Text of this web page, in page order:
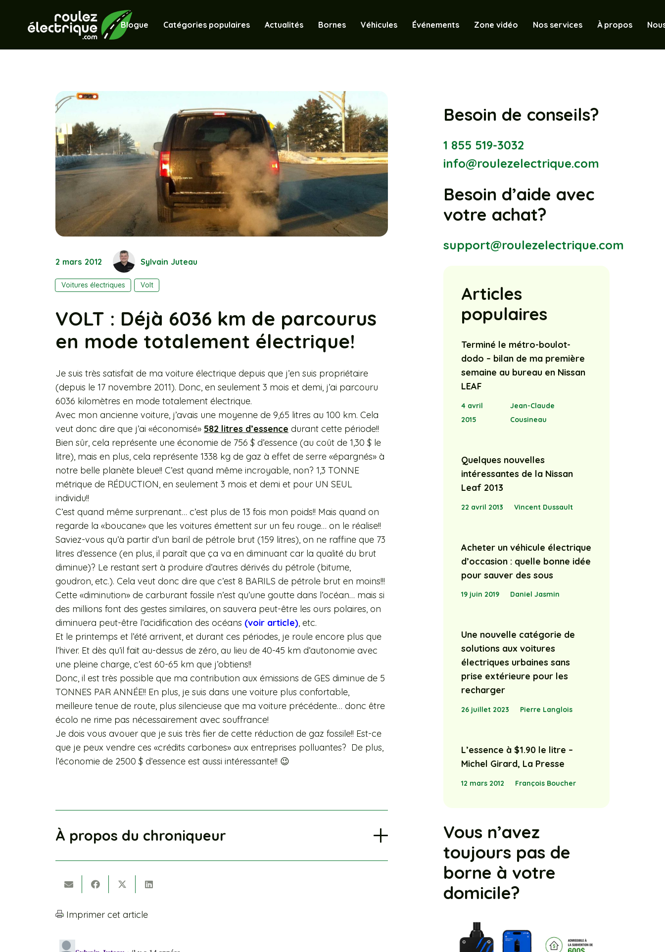
Blogue Catégories populaires Actualités Bornes Véhicules Événements Zone vidéo Nos services À propos
2 mars 2012 Sylvain Juteau
Voitures électriques Volt
VOLT : Déjà 6036 km de parcourus
en mode totalement électrique!
Je suis très satisfait de ma voiture électrique depuis que j’en suis propriétaire
(depuis le 17 novembre 2011). Donc, en seulement 3 mois et demi, j’ai parcouru
6036 kilomètres en mode totalement électrique.
Avec mon ancienne voiture, j’avais une moyenne de 9,65 litres au 100 km. Cela
veut donc dire que j’ai «économisé» 582 litres d’essence durant cette période!!
Bien sûr, cela représente une économie de 756 $ d’essence (au coût de 1,30 $ le
litre), mais en plus, cela représente 1338 kg de gaz à effet de serre «épargnés» à
notre belle planète bleue!! C’est quand même incroyable, non? 1,3 TONNE
métrique de RÉDUCTION, en seulement 3 mois et demi et pour UN SEUL
individu!!
C’est quand même surprenant… c’est plus de 13 fois mon poids!! Mais quand on
regarde la «boucane» que les voitures émettent sur un feu rouge… on le réalise!!
Saviez-vous qu’à partir d’un baril de pétrole brut (159 litres), on ne raffine que 73
litres d’essence (en plus, il paraît que ça va en diminuant car la qualité du brut
diminue)? Le restant sert à produire d’autres dérivés du pétrole (bitume,
goudron, etc.). Cela veut donc dire que c’est 8 BARILS de pétrole brut en moins!!!
Cette «diminution» de carburant fossile n’est qu’une goutte dans l’océan… mais si
des millions font des gestes similaires, on sauvera peut-être les ours polaires, on
diminuera peut-être l’acidification des océans (voir article), etc.
Et le printemps et l’été arrivent, et durant ces périodes, je roule encore plus que
l’hiver. Et dès qu’il fait au-dessus de zéro, au lieu de 40-45 km d’autonomie avec
une pleine charge, c’est 60-65 km que j’obtiens!!
Donc, il est très possible que ma contribution aux émissions de GES diminue de 5
TONNES PAR ANNÉE!! En plus, je suis dans une voiture plus confortable,
meilleure tenue de route, plus silencieuse que ma voiture précédente… donc être
écolo ne rime pas nécessairement avec souffrance!
Je dois vous avouer que je suis très fier de cette réduction de gaz fossile!! Est-ce
que je peux vendre ces «crédits carbones» aux entreprises polluantes? De plus,
l’économie de 2500 $ d’essence est aussi intéressante!! 😉
À propos du chroniqueur
Imprimer cet article
Besoin de conseils?
1 855 519-3032
info@roulezelectrique.com
Besoin d’aide avec
votre achat?
support@roulezelectrique.com
Articles
populaires
Terminé le métro-boulot-
dodo – bilan de ma première
semaine au bureau en Nissan
LEAF
4 avril
2015
Jean-Claude
Cousineau
Quelques nouvelles
intéressantes de la Nissan
Leaf 2013
22 avril 2013 Vincent Dussault
Acheter un véhicule électrique
d’occasion : quelle bonne idée
pour sauver des sous
19 juin 2019 Daniel Jasmin
Une nouvelle catégorie de
solutions aux voitures
électriques urbaines sans
prise extérieure pour les
recharger
26 juillet 2023 Pierre Langlois
L’essence à $1.90 le litre –
Michel Girard, La Presse
12 mars 2012 François Boucher
Vous n’avez
toujours pas de
borne à votre
domicile?